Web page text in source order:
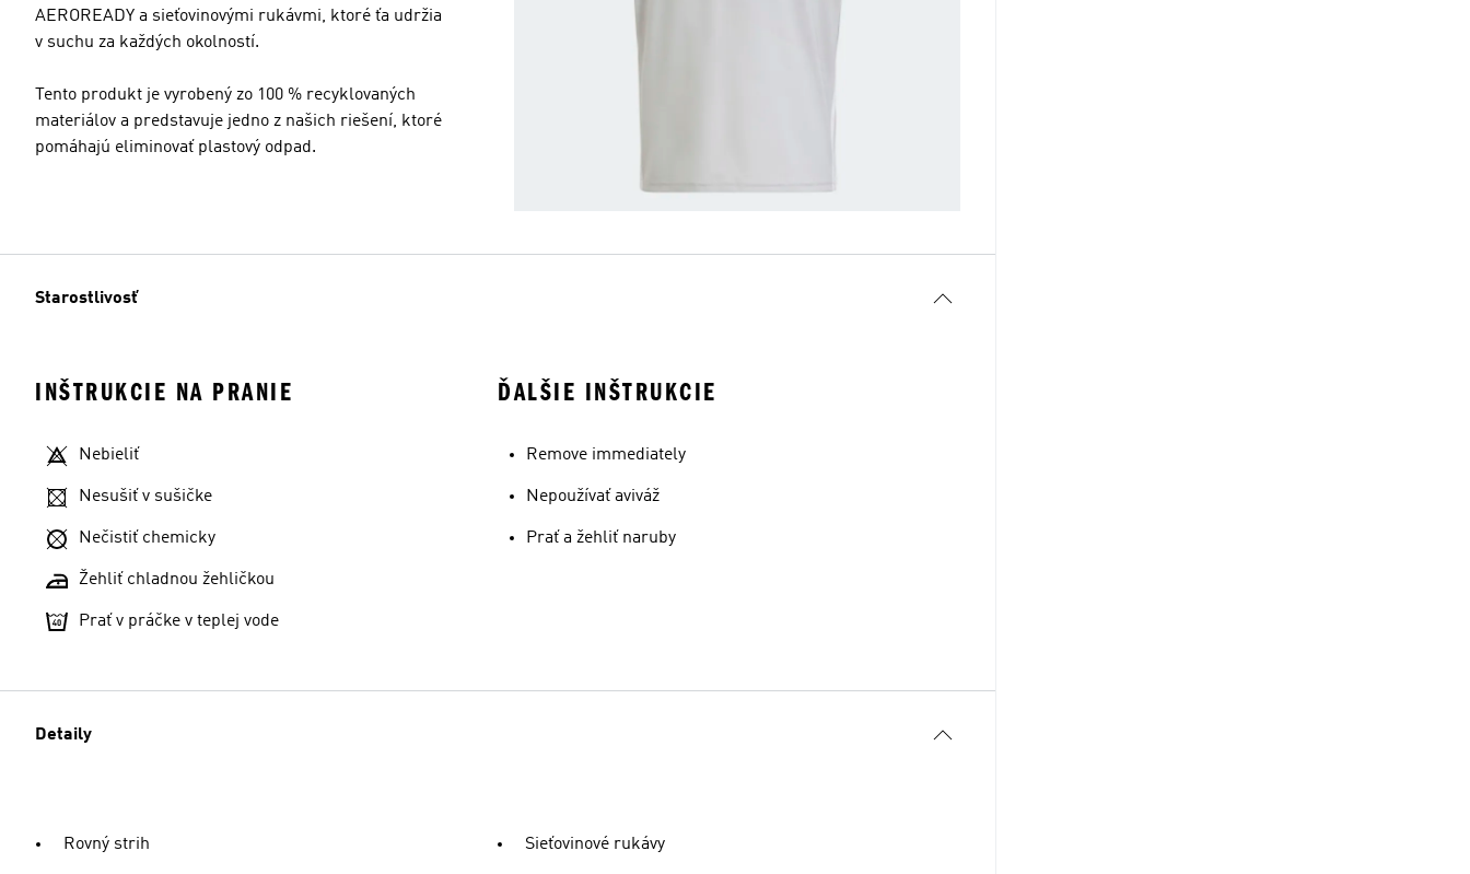
AEROREADY a sieťovinovými rukávmi, ktoré ťa udržia
v suchu za každých okolností.
Tento produkt je vyrobený zo 100 % recyklovaných
materiálov a predstavuje jedno z našich riešení, ktoré
pomáhajú eliminovať plastový odpad.
Starostlivosť
INŠTRUKCIE NA PRANIE
Nebieliť
Nesušiť v sušičke
Nečistiť chemicky
Žehliť chladnou žehličkou
Prať v práčke v teplej vode
ĎALŠIE INŠTRUKCIE
Remove immediately
Nepoužívať aviváž
Prať a žehliť naruby
Detaily
Rovný strih Sieťovinové rukávy